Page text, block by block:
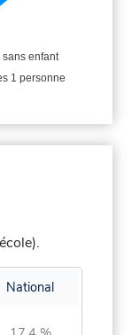
enfant
1 personne
National